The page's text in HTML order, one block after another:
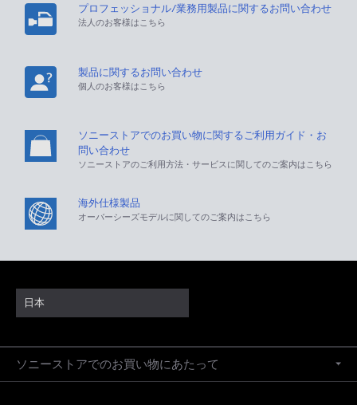
プロフェッショナル/業務用製品に関するお問い合わせ
法人のお客様はこちら
製品に関するお問い合わせ
個人のお客様はこちら
ソニーストアでのお買い物に関するご利用ガイド・お
問い合わせ
ソニーストアのご利用方法・サービスに関してのご案内はこちら
海外仕様製品
オーバーシーズモデルに関してのご案内はこちら
日本
ソニーストアでのお買い物にあたって